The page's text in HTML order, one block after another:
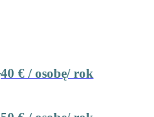
40 € / osobę/ rok